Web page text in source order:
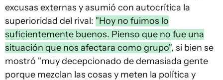
excusas externas y asumió con autocrítica la
superioridad del rival: "Hoy no fuimos lo
suficientemente buenos. Pienso que no fue una
situación que nos afectara como grupo", si bien se
mostró "muy decepcionado de demasiada gente
porque mezclan las cosas y meten la política y